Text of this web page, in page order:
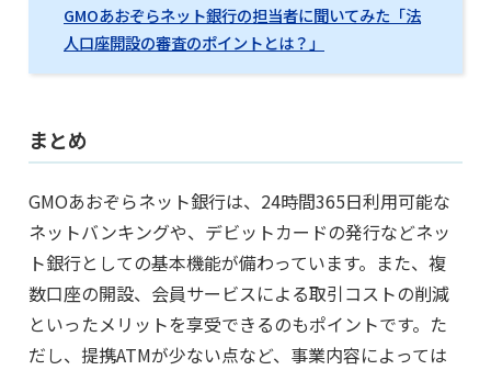
GMOあおぞらネット銀行の担当者に聞いてみた「法
人口座開設の審査のポイントとは？」
まとめ
GMOあおぞらネット銀行は、24時間365日利用可能な
ネットバンキングや、デビットカードの発行などネッ
ト銀行としての基本機能が備わっています。また、複
数口座の開設、会員サービスによる取引コストの削減
といったメリットを享受できるのもポイントです。た
だし、提携ATMが少ない点など、事業内容によっては